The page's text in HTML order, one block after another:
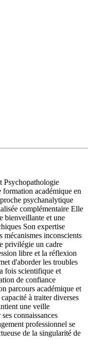
Psychopathologie
académique en
psychanalytique
complémentaire Elle
bienveillante et une
Son expertise
mécanismes inconscients
privilégie un cadre
libre et la réflexion
d'aborder les troubles
fois scientifique et
de confiance
parcours académique et
à traiter diverses
une veille
connaissances
professionnel se
de la singularité de